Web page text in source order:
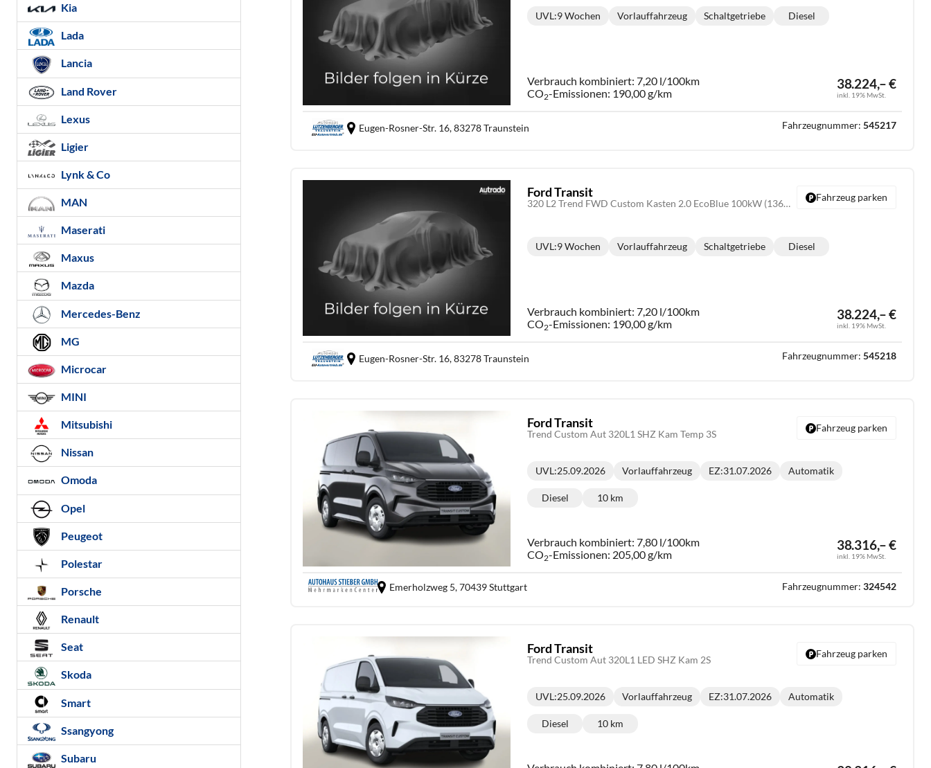
38.224,– €
inkl. 19% MwSt.
UVL:9 Wochen Vorlauffahrzeug
Getriebe:
Schaltgetriebe Diesel
Verbrauch kombiniert:7,20 l/100km
CO2-Emissionen: 190,00 g/km
Eugen-Rosner-Str. 16,83278 Traunstein Fahrzeugnummer: 545217
Ford Transit
320 L2 Trend FWD Custom Kasten 2.0 EcoBlue 100kW (136 PS) 6-Gang Schaltgetriebe
38.224,– €
inkl. 19% MwSt.
UVL:9 Wochen Vorlauffahrzeug
Getriebe:
Schaltgetriebe Diesel
Verbrauch kombiniert:7,20 l/100km
CO2-Emissionen: 190,00 g/km
Fahrzeug parken
Eugen-Rosner-Str. 16,83278 Traunstein Fahrzeugnummer: 545218
Ford Transit
Trend Custom Aut 320L1 SHZ Kam Temp 3S
38.316,– €
inkl. 19% MwSt.
Lieferzeit:
UVL:25.09.2026 Vorlauffahrzeug EZ:31.07.2026
Getriebe:
Automatik
Kraftstoff:
Diesel
Kilometerstand:
10 km
Verbrauch kombiniert:7,80 l/100km
CO2-Emissionen: 205,00 g/km
Fahrzeug parken
Emerholzweg 5,70439 Stuttgart Fahrzeugnummer: 324542
Ford Transit
Trend Custom Aut 320L1 LED SHZ Kam 2S
Lieferzeit:
UVL:25.09.2026 Vorlauffahrzeug EZ:31.07.2026
Getriebe:
Automatik
Kraftstoff:
Diesel
Kilometerstand:
10 km
Fahrzeug parken
Kia
Lada
Lancia
Land Rover
Lexus
Ligier
Lynk & Co
MAN
Maserati
Maxus
Mazda
Mercedes-Benz
MG
Microcar
MINI
Mitsubishi
Nissan
Omoda
Opel
Peugeot
Polestar
Porsche
Renault
Seat
Skoda
Smart
Ssangyong
Subaru